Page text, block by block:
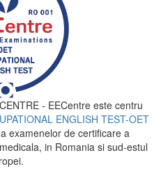
- EECentre este centru
ENGLISH TEST-OET
examenelor de certificare a
in Romania si sud-estul